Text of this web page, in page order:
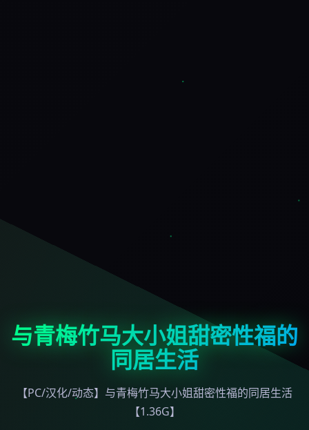
与青梅竹马大小姐甜密性福的
同居生活
【PC/汉化/动态】与青梅竹马大小姐甜密性福的同居生活
【1.36G】